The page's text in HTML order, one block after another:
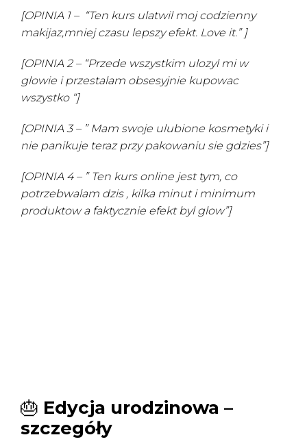
[OPINIA 1 – “Ten kurs ulatwil moj codzienny
makijaz,mniej czasu lepszy efekt. Love it.” ]
[OPINIA 2 – “Przede wszystkim ulozyl mi w
glowie i przestalam obsesyjnie kupowac
wszystko “]
[OPINIA 3 – ” Mam swoje ulubione kosmetyki i
nie panikuje teraz przy pakowaniu sie gdzies”]
[OPINIA 4 – ” Ten kurs online jest tym, co
potrzebwalam dzis , kilka minut i minimum
produktow a faktycznie efekt byl glow”]
🎂 Edycja urodzinowa –
szczegóły